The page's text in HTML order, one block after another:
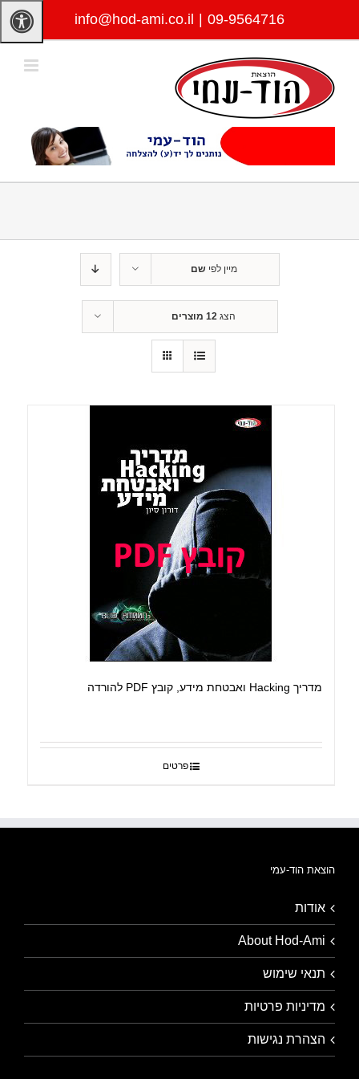
09-9564716
|
info@hod-ami.co.il
מיין לפישם
הצג 12 מוצרים
מדריך Hacking ואבטחת מידע, קובץ PDF להורדה
פרטים
הוצאת הוד-עמי
אודות
About Hod-Ami
תנאי שימוש
מדיניות פרטיות
הצהרת נגישות